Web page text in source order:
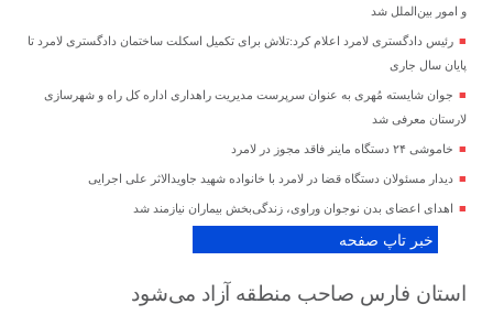
و امور بین‌الملل شد
رئیس دادگستری لامرد اعلام کرد:تلاش برای تکمیل اسکلت ساختمان دادگستری لامرد تا
پایان سال جاری
جوان شایسته مُهری به عنوان سرپرست مدیریت راهداری اداره کل راه و شهرسازی
لارستان معرفی شد
خاموشی ۲۴ دستگاه ماینر فاقد مجوز در لامرد
دیدار مسئولان دستگاه قضا در لامرد با خانواده شهید جاویدالاثر علی اجرایی
اهدای اعضای بدن نوجوان وراوی، زندگی‌بخش بیماران نیازمند شد
خبر تاپ صفحه
استان فارس صاحب منطقه آزاد می‌شود